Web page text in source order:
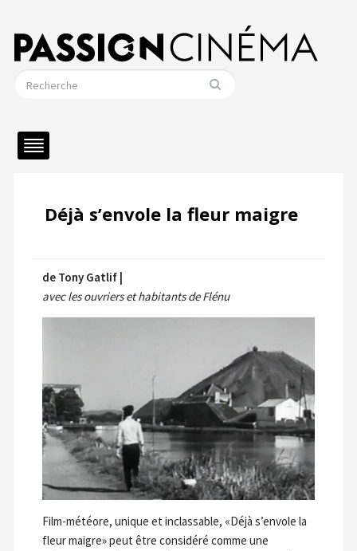
Déjà s’envole la fleur maigre
de Tony Gatlif |
avec les ouvriers et habitants de Flénu
Film-météore, unique et inclassable, «Déjà s’envole la
fleur maigre» peut être considéré comme une